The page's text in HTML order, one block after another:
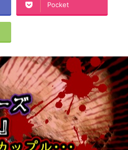
Pocket